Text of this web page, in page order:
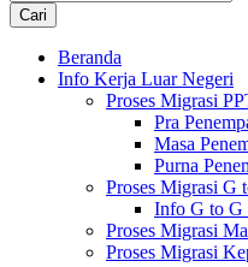
Beranda
Info Kerja Luar Negeri
Proses Migrasi
Pra
Masa
Purna
Proses Migrasi G
Info G to G
Proses Migrasi
Proses Migrasi